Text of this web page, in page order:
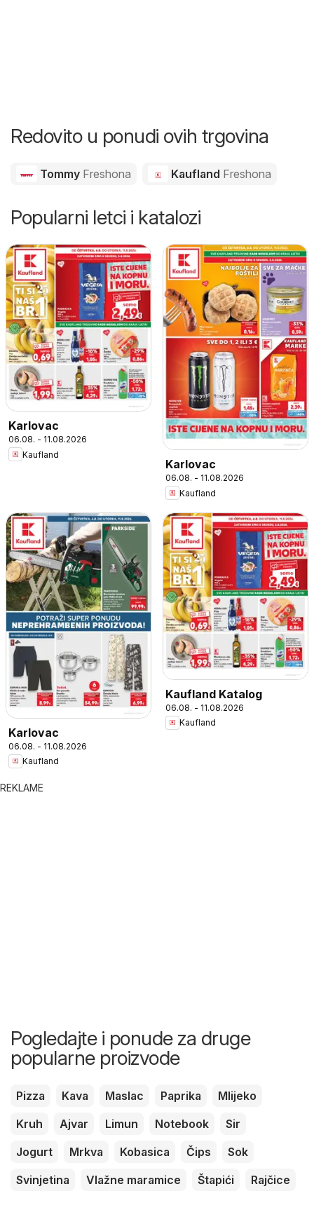
Redovito u ponudi ovih trgovina
Tommy Freshona Kaufland Freshona
Popularni letci i katalozi
Karlovac
06.08. - 11.08.2026
Kaufland
Karlovac
06.08. - 11.08.2026
Kaufland
Karlovac
06.08. - 11.08.2026
Kaufland
Kaufland Katalog
06.08. - 11.08.2026
Kaufland
REKLAME
Pogledajte i ponude za druge
popularne proizvode
Pizza Kava Maslac Paprika
Mlijeko
Kruh
Ajvar Limun Notebook
Sir
Jogurt
Mrkva Kobasica Čips
Sok
Svinjetina
Vlažne maramice Štapići Rajčice